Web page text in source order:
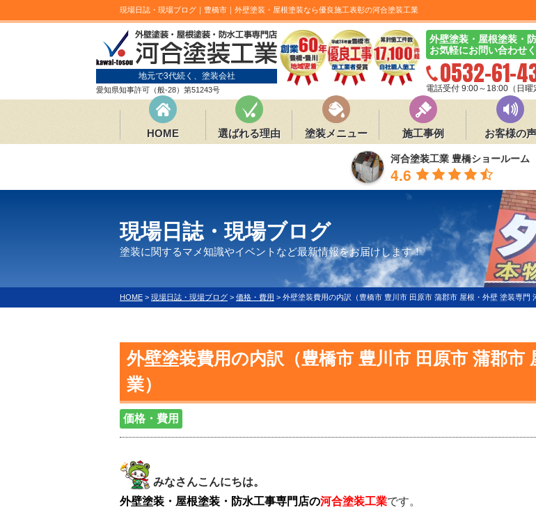
現場日誌・現場ブログ｜豊橋市｜外壁塗装・屋根塗装なら優良施工表彰の河合塗装工業
地元で3代続く、塗装会社
愛知県知事許可（般-28）第51243号
外壁塗装・屋根塗装・
お気軽にお問い合わせ
0532-61-
電話受付 9:00～18:00（日曜
HOME 選ばれる理由 塗装メニュー 施工事例 お客様の声
河合塗装工業 豊橋ショールーム
4.6
現場日誌・現場ブログ
塗装に関するマメ知識やイベントなど最新情報をお届けします！
HOME > 現場日誌・現場ブログ > 価格・費用 > 外壁塗装費用の内訳（豊橋市 豊川市 田原市 蒲郡市 屋根・外壁 塗装専門
外壁塗装費用の内訳（豊橋市 豊川市 田原市 蒲郡市
業）
価格・費用
みなさんこんにちは。
外壁塗装・屋根塗装・防水工事専門店の河合塗装工業です。